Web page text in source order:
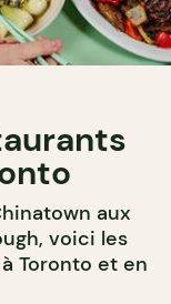
aux
voici les
Toronto et en